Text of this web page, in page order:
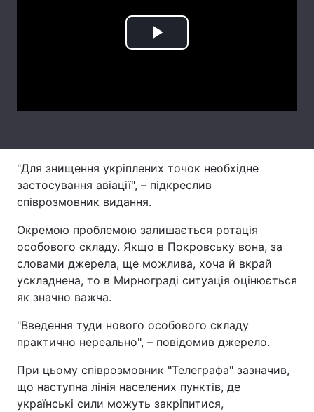
Тема оформлення
Play
"Для знищення укріплених точок необхідне
застосування авіації", – підкреслив
співрозмовник видання.
Окремою проблемою залишається ротація
особового складу. Якщо в Покровську вона, за
словами джерела, ще можлива, хоча й вкрай
ускладнена, то в Мирнограді ситуація оцінюється
як значно важча.
"Введення туди нового особового складу
практично нереально", – повідомив джерело.
При цьому співрозмовник "Телеграфа" зазначив,
що наступна лінія населених пунктів, де
українські сили можуть закріпитися,